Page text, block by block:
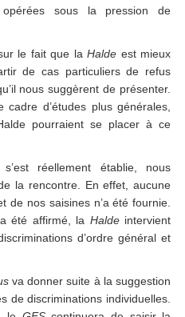
opérées sous la pression de
le fait que laHalde est mieux
de cas particuliers de refus
nous suggèrent de présenter.
d’études plus générales,
pourraient se placer à ce
réellement établie, nous
la rencontre. En effet, aucune
de nos saisines n’a été fournie.
été affirmé, la Haldeintervient
d’ordre général et
va donner suite à la suggestion
de discriminations individuelles.